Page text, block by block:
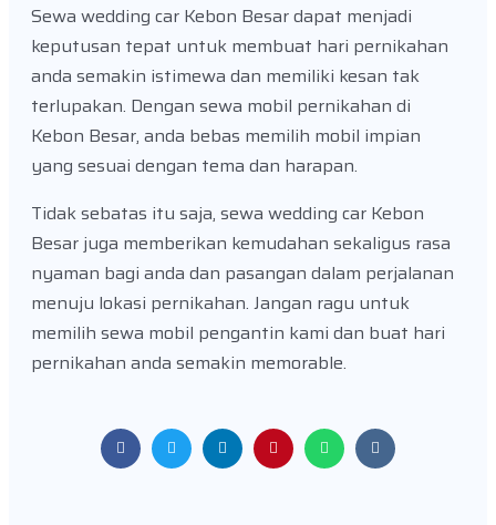
Sewa wedding car Kebon Besar dapat menjadi
keputusan tepat untuk membuat hari pernikahan
anda semakin istimewa dan memiliki kesan tak
terlupakan. Dengan sewa mobil pernikahan di
Kebon Besar, anda bebas memilih mobil impian
yang sesuai dengan tema dan harapan.
Tidak sebatas itu saja, sewa wedding car Kebon
Besar juga memberikan kemudahan sekaligus rasa
nyaman bagi anda dan pasangan dalam perjalanan
menuju lokasi pernikahan. Jangan ragu untuk
memilih sewa mobil pengantin kami dan buat hari
pernikahan anda semakin memorable.